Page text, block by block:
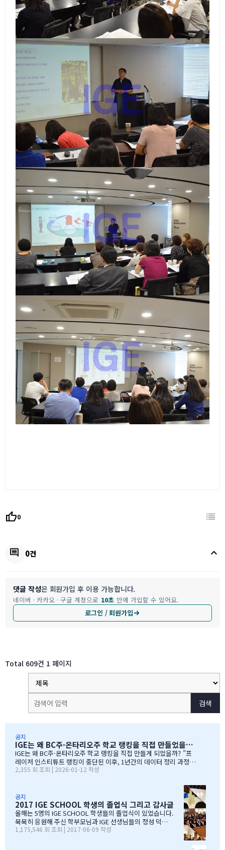
thumb_up0
comment 0건 keyboard_arrow_up
댓글 작성은 회원가입 후 이용 가능합니다.
네이버 · 카카오 · 구글 계정으로 10초 만에 가입할 수 있어요.
로그인 / 회원가입
Total 609건 1 페이지
검색
공지
IGE는 왜 BC주·온타리오주 학교 랭킹을 직접 만들었을까?
IGE는 왜 BC주·온타리오주 학교 랭킹을 직접 만들게 되었을까? "프
레이저 인스티튜트 랭킹이 중단된 이후, 1년간의 데이터 정리 과정을
공유합니다" 처음부터 랭킹을 만들려던 건 아니었습니다 IGE도 그동
er Institute)의 랭킹을 참고해왔습니다. 학교 상담 시 참고 자료로
활용하기 좋았습니다. 그런데 문제가 생겼습니다. BC주 세컨더리 랭
킹이 지난 7~8년 동안 업데이트되지 않고 있었습니다. 최근 자료로 B
C주 세컨더리 학교들의 현황을 파악하고 싶었는데, 참고할 만한 데이
터가 없어 어려움이 있었습니다. 그래서 직접 자료를 찾아보기 시작
했습니다. '혹시 어딘가에 최신 학업 데이터가 있지 않을까?' 하는 마
2,355 회 조회 | 2026-01-12 작성
공지
2017 IGE SCHOOL 학생의 졸업식 그리고 감사글
올해는 5명의 IGE SCHOOL 학생들의 졸업식이 있었습니다.
묵묵히 응원해 주신 학부모님과 IGE 선생님들의 정성 덕에
모두 원하는 대학에 진학을 하게 되었음을 진심으로 감사드
1,175,546 회 조회 | 2017-06-09 작성